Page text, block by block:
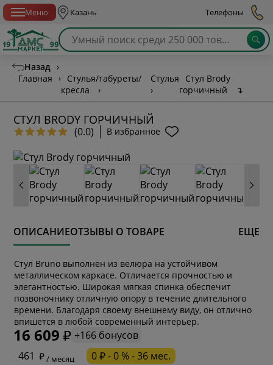
Меню Казань Телефоны
Назад ›
Главная
›
Стулья/табуреты/
кресла
›
Стулья
›
Стул Brody
горчичный
↴
СТУЛ BRODY ГОРЧИЧНЫЙ
(0.0) В избранное
ОПИСАНИЕОТЗЫВЫ О ТОВАРЕ ЕЩЕ
Стул Bruno выполнен из велюра на устойчивом
металлическом каркасе. Отличается прочностью и
элегантностью. Широкая мягкая спинка обеспечит
позвоночнику отличную опору в течение длительного
времени. Благодаря своему внешнему виду, он отлично
впишется в любой современный интерьер.
16 609
+166 бонусов
461
/ месяц 0 ₽ - 0 % - 36 мес.
* обязательное поле
* необязательное поле